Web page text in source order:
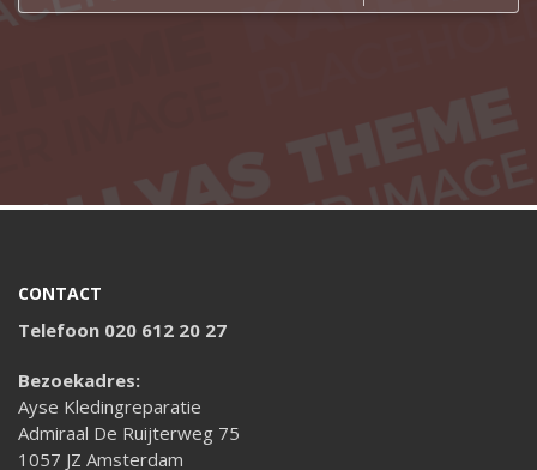
CONTACT
Telefoon 020 612 20 27
Bezoekadres:
Ayse Kledingreparatie
Admiraal De Ruijterweg 75
1057 JZ Amsterdam